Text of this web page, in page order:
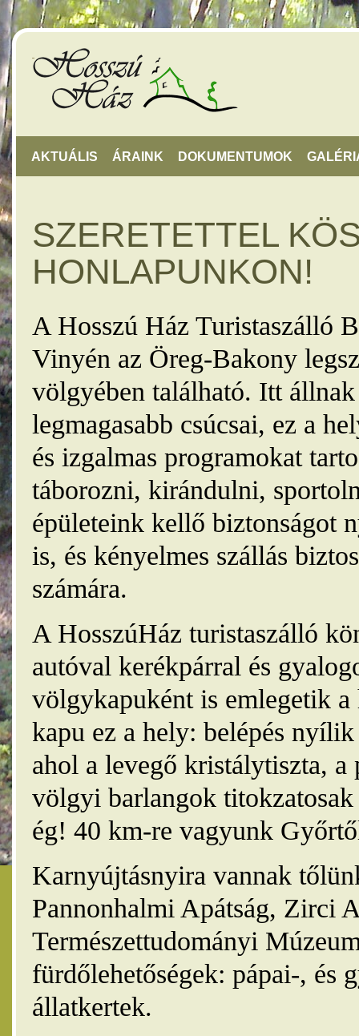
AKTUÁLIS ÁRAINK DOKUMENTUMOK
SZERETETTEL
HONLAPUNKON!
A Hosszú Ház Turistaszálló
Vinyén az Öreg-Bakony
völgyében található. Itt
legmagasabb csúcsai, ez a
és izgalmas programokat
táborozni, kirándulni,
épületeink kellő biztonságot
is, és kényelmes szállás
számára.
A HosszúHáz turistaszálló
autóval kerékpárral és
völgykapuként is emlegetik
kapu ez a hely: belépés
ahol a levegő kristálytiszta, a
völgyi barlangok
ég! 40 km-re vagyunk
Karnyújtásnyira vannak
Pannonhalmi Apátság, Zirci
Természettudományi
fürdőlehetőségek: pápai-, és
állatkertek.